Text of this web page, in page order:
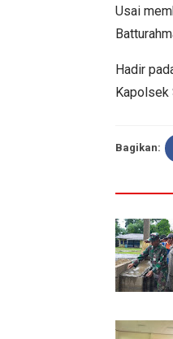
Usai
Hadir
Kapolsek
Bagikan: